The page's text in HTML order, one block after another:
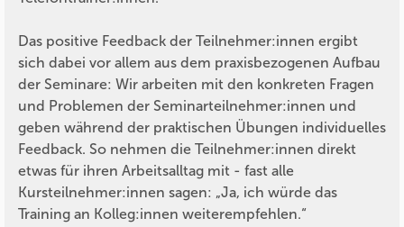
Das positive Feedback der Teilnehmer:innen ergibt
sich dabei vor allem aus dem praxisbezogenen Aufbau
der Seminare: Wir arbeiten mit den konkreten Fragen
und Problemen der Seminarteilnehmer:innen und
geben während der praktischen Übungen individuelles
Feedback. So nehmen die Teilnehmer:innen direkt
etwas für ihren Arbeitsalltag mit - fast alle
Kursteilnehmer:innen sagen: „Ja, ich würde das
Training an Kolleg:innen weiterempfehlen.“